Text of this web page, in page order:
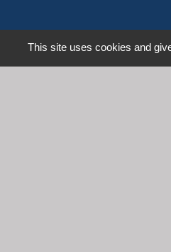
This site uses cookies and